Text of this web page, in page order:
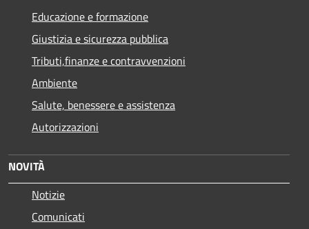
Educazione e formazione
Giustizia e sicurezza pubblica
Tributi,finanze e contravvenzioni
Ambiente
Salute, benessere e assistenza
Autorizzazioni
NOVITÀ
Notizie
Comunicati